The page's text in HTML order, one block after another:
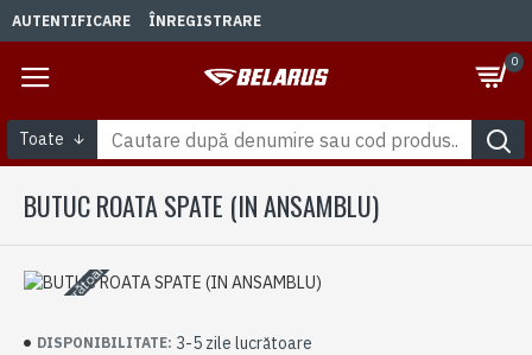
AUTENTIFICARE ÎNREGISTRARE
0
Toate
BUTUC ROATA SPATE (IN ANSAMBLU)
3-5 zile lucrătoare
DISPONIBILITATE: 3-5 zile lucrătoare